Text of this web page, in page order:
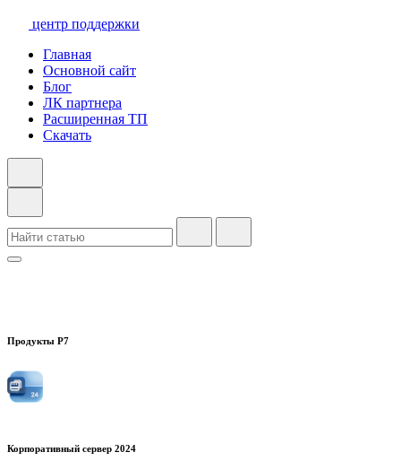
центр поддержки
Главная
Основной сайт
Блог
ЛК партнера
Расширенная ТП
Скачать
Продукты Р7
Корпоративный сервер 2024